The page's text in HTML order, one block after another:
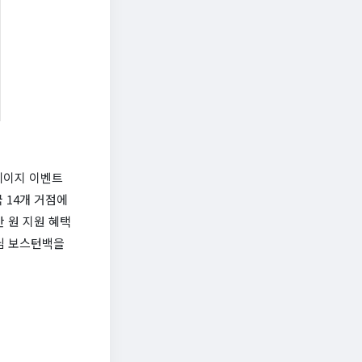
지 이벤트
14개 거점에
원 지원 혜택
보스턴백을